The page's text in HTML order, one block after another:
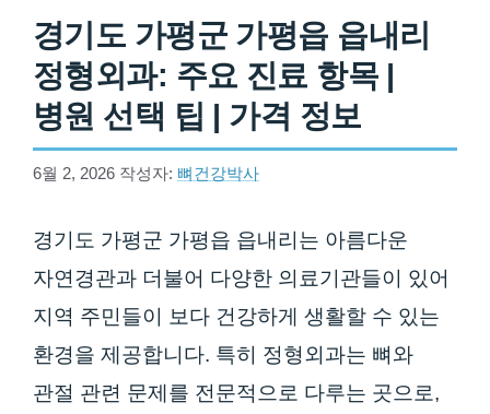
경기도 가평군 가평읍 읍내리
정형외과: 주요 진료 항목 |
병원 선택 팁 | 가격 정보
6월 2, 2026 작성자: 뼈건강박사
경기도 가평군 가평읍 읍내리는 아름다운
자연경관과 더불어 다양한 의료기관들이 있어
지역 주민들이 보다 건강하게 생활할 수 있는
환경을 제공합니다. 특히 정형외과는 뼈와
관절 관련 문제를 전문적으로 다루는 곳으로,